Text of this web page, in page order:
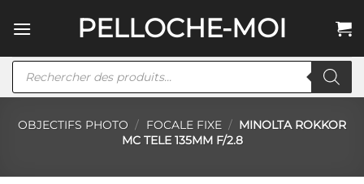
au
PELLOCHE-MOI
Recherche
OBJECTIFS PHOTO / FOCALE FIXE / MINOLTA ROKKOR
MC TELE 135MM F/2.8